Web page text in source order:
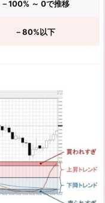
－100% ～ 0で推移
－80%以下